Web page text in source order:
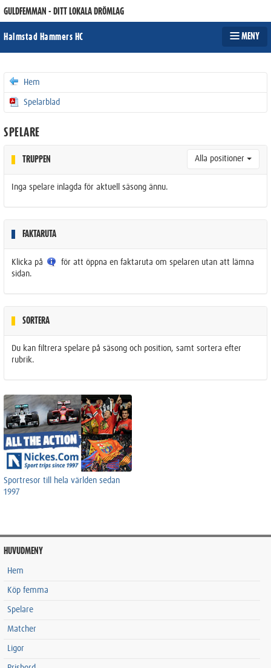
GULDFEMMAN - DITT LOKALA DRÖMLAG
Halmstad Hammers HC MENY
Hem
Spelarblad
SPELARE
TRUPPEN Alla positioner
Inga spelare inlagda för aktuell säsong ännu.
FAKTARUTA
Klicka på
för att öppna en faktaruta om spelaren utan att lämna
sidan.
SORTERA
Du kan filtrera spelare på säsong och position, samt sortera efter
rubrik.
Sportresor till hela världen sedan
1997
HUVUDMENY
Hem
Köp femma
Spelare
Matcher
Ligor